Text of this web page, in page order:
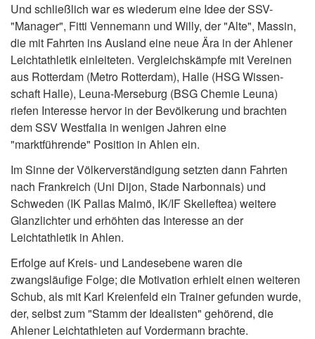
Und schließlich war es wiederum eine Idee der SSV-
"Manager", Fitti Vennemann und Willy, der "Alte", Massin,
die mit Fahrten ins Ausland eine neue Ära in der Ahlener
Leichtathletik einleiteten. Vergleichskämpfe mit Vereinen
aus Rotterdam (Metro Rotterdam), Halle (HSG Wissen-
schaft Halle), Leuna-Merseburg (BSG Chemie Leuna)
riefen Interesse hervor in der Bevölkerung und brachten
dem SSV Westfalia in wenigen Jahren eine
"marktführende" Position in Ahlen ein.
Im Sinne der Völkerverständigung setzten dann Fahrten
nach Frankreich (Uni Dijon, Stade Narbonnais) und
Schweden (IK Pallas Malmö, IK/IF Skelleftea) weitere
Glanzlichter und erhöhten das Interesse an der
Leichtathletik in Ahlen.
Erfolge auf Kreis- und Landesebene waren die
zwangsläufige Folge; die Motivation erhielt einen weiteren
Schub, als mit Karl Kreienfeld ein Trainer gefunden wurde,
der, selbst zum "Stamm der Idealisten" gehörend, die
Ahlener Leichtathleten auf Vordermann brachte.